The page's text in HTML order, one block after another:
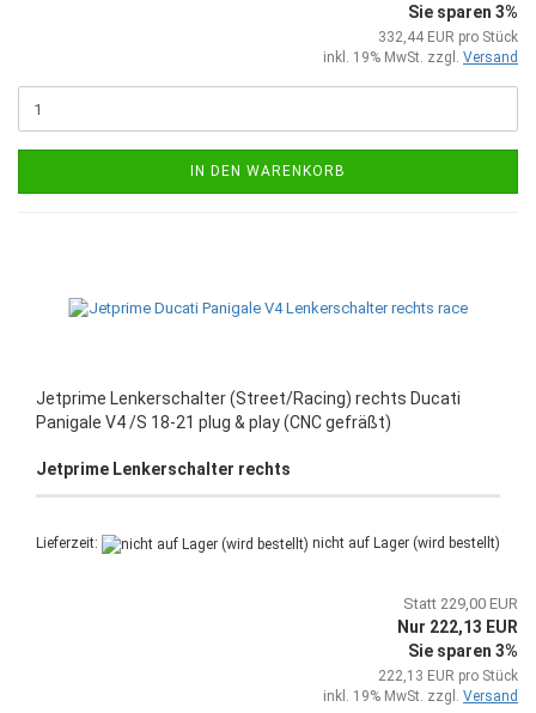
Sie sparen 3%
332,44 EUR pro Stück
inkl. 19% MwSt. zzgl. Versand
IN DEN WARENKORB
Jetprime Lenkerschalter (Street/Racing) rechts Ducati
Panigale V4 /S 18-21 plug & play (CNC gefräßt)
Jetprime Lenkerschalter rechts
Lieferzeit: nicht auf Lager (wird bestellt)
Statt 229,00 EUR
Nur 222,13 EUR
Sie sparen 3%
222,13 EUR pro Stück
inkl. 19% MwSt. zzgl. Versand